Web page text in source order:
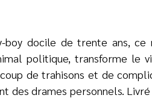
boy docile de trente ans, ce
politique, transforme le
de trahisons et de
des drames personnels. Livré